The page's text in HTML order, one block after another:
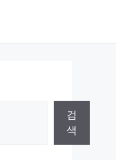
검
색